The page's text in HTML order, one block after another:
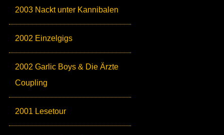
2003 Nackt unter Kannibalen
2002 Einzelgigs
2002 Garlic Boys & Die Ärzte
Coupling
2001 Lesetour